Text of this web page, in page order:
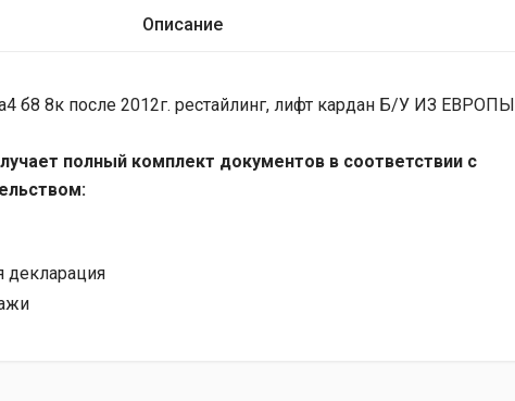
Описание
б8 8к после 2012г. рeстaйлинг, лифт каpдан Б/У ИЗ ЕВPОПЫ
полный комплект документов в соответствии с
декларация